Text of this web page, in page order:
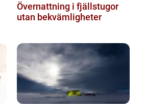
Övernattning i fjällstugor
utan bekvämligheter